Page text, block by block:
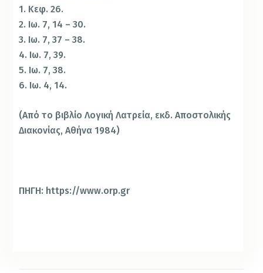
1. Κεφ. 26.
2. Ιω. 7, 14 – 30.
3. Ιω. 7, 37 – 38.
4. Ιω. 7, 39.
5. Ιω. 7, 38.
6. Ιω. 4, 14.
(Από το βιβλίο Λογική Λατρεία, εκδ. Αποστολικής
Διακονίας, Αθήνα 1984)
ΠΗΓΗ: https://www.orp.gr